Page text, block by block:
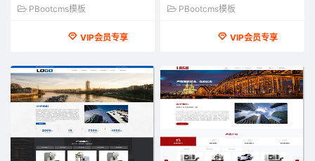
PBootcms模板
VIP会员专享
PBootcms模板
VIP会员专享